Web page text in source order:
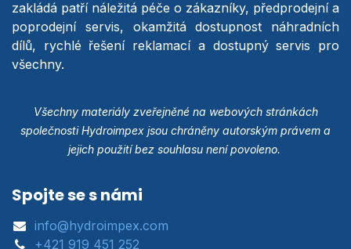
zakládá patří náležitá péče o zákazníky, předprodejní a
poprodejní servis, okamžitá dostupnost náhradních
dílů, rychlé řešení reklamací a dostupný servis pro
všechny.
Všechny materiály zveřejněné na webových stránkách
společnosti Hydroimpex jsou chráněny autorským právem a
jejich použití bez souhlasu není povoleno.
Spojte se s námi
info@hydroimpex.com
+421 919 451 252